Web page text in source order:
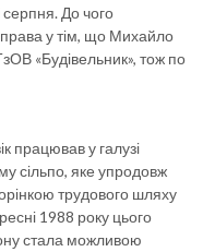
серпня. До чого
у тім, що Михайло
«Будівельник», тож по
працював у галузі
сільпо, яке упродовж
трудового шляху
1988 року цього
стала можливою